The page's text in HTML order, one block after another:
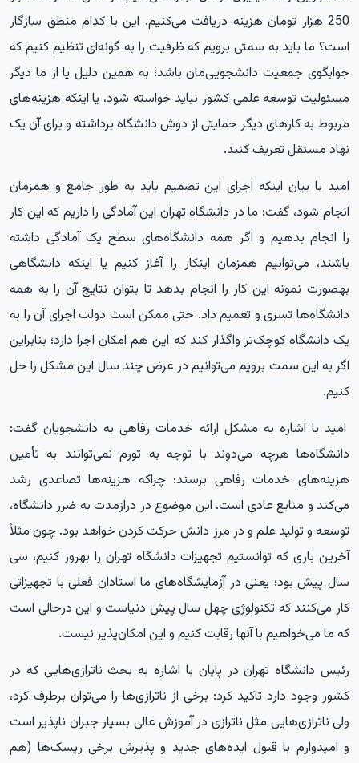
250 هزار تومان هزینه دریافت می‌کنیم. این با کدام منطق سازگار
است؟ ما باید به سمتی برویم که ظرفیت را به گونه‌ای تنظیم کنیم که
جوابگوی جمعیت دانشجویی‌مان باشد؛ به همین دلیل یا از ما دیگر
مسئولیت توسعه علمی کشور نباید خواسته شود، یا اینکه هزینه‌های
مربوط به کارهای دیگر حمایتی از دوش دانشگاه برداشته و برای آن یک
نهاد مستقل تعریف کنند.
امید با بیان اینکه اجرای این تصمیم باید به طور جامع و همزمان
انجام شود، گفت: ما در دانشگاه تهران این آمادگی را داریم که این کار
را انجام بدهیم و اگر همه دانشگاه‌های سطح یک آمادگی داشته
باشند، می‌توانیم همزمان این‎کار را آغاز کنیم یا اینکه دانشگاهی
به‎صورت نمونه این کار را انجام بدهد تا بتوان نتایج آن را به همه
دانشگاه‌ها تسری و تعمیم داد. حتی ممکن است دولت اجرای آن را به
یک دانشگاه کوچک‌تر واگذار کند که این هم امکان اجرا دارد؛ بنابراین
اگر به این سمت برویم می‌توانیم در عرض چند سال این مشکل را حل
کنیم.
امید با اشاره به مشکل ارائه خدمات رفاهی به دانشجویان گفت:
دانشگاه‌ها هرچه می‌دوند با توجه به تورم نمی‌توانند به تأمین
هزینه‌های خدمات رفاهی برسند؛ چراکه هزینه‌ها تصاعدی رشد
می‌کند و منابع عادی است. این موضوع در درازمدت به ضرر دانشگاه،
توسعه و تولید علم و در مرز دانش حرکت کردن خواهد بود. چون مثلاً
آخرین باری که توانستیم تجهیزات دانشگاه تهران را به‎روز کنیم، سی
سال پیش بود؛ یعنی در آزمایشگاه‌های ما استادان فعلی با تجهیزاتی
کار می‌کنند که تکنولوژی چهل سال پیش دنیاست و این درحالی است
که ما می‌خواهیم با آنها رقابت کنیم و این امکان‌پذیر نیست.
رئیس دانشگاه تهران در پایان با اشاره به بحث ناترازی‌هایی که در
کشور وجود دارد تاکید کرد: برخی از ناترازی‌ها را می‌توان برطرف کرد،
ولی ناترازی‌هایی مثل ناترازی در آموزش عالی بسیار جبران ناپذیر است
و امیدوارم با قبول ایده‌های جدید و پذیرش برخی ریسک‌ها (هم